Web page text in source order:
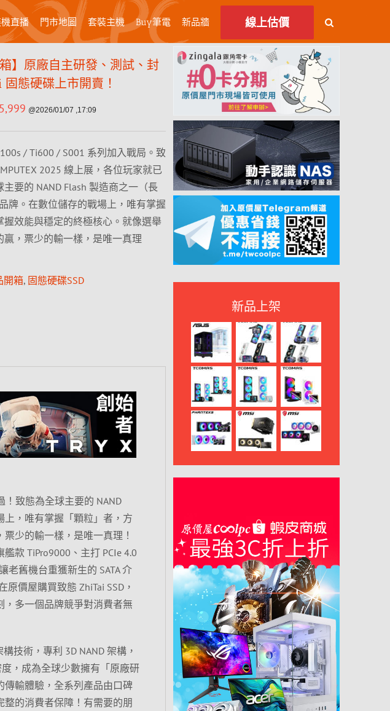
直播 門市地圖 套裝主機 Buy筆電 新品牆 線上估價
】原廠自主研發、測試、封
態硬碟上市開賣！
@2026/01/07 ,17:09
/ Ti600 / S001 系列加入戰局。致
2025 線上展，各位玩家就已
要的 NAND Flash 製造商之一（長
牌。在數位儲存的戰場上，唯有掌握
握效能與穩定的終極核心。就像選舉
贏，票少的輸一樣，是唯一真理
開箱, 固態硬碟SSD
！致態為全球主要的 NAND
上，唯有掌握「顆粒」者，方
少的輸一樣，是唯一真理！
款 TiPro9000、主打 PCIe 4.0
老舊機台重獲新生的 SATA 介
價屋購買致態 ZhiTai SSD，
，多一個品牌競爭對消費者無
技術，專利 3D NAND 架構，
，成為全球少數擁有「原廠研
輸體驗，全系列產品由口碑
的消費者保障！有需要的朋
新品上架